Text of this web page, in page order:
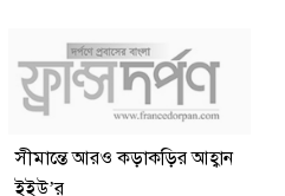
সীমান্তে আরও কড়াকড়ির আহ্বান
ইইউ’র